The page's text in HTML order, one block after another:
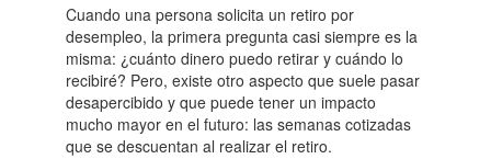
Cuando una persona solicita un retiro por
desempleo, la primera pregunta casi siempre es la
misma: ¿cuánto dinero puedo retirar y cuándo lo
recibiré? Pero, existe otro aspecto que suele pasar
desapercibido y que puede tener un impacto
mucho mayor en el futuro: las semanas cotizadas
que se descuentan al realizar el retiro.